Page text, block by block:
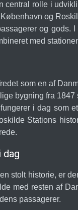
central rolle i
og
og gods.
med
som en af
bygning fra
i dag som
Stations
dag
stolt historie, er
med resten af
passagerer.